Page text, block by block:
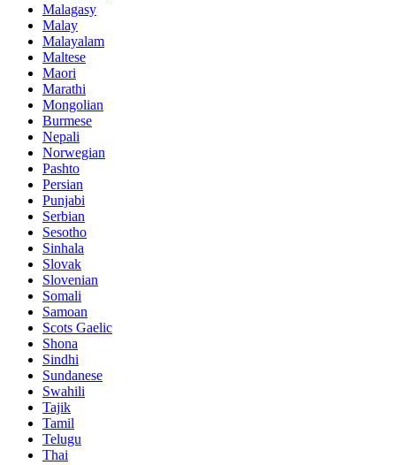
Malagasy
Malay
Malayalam
Maltese
Maori
Marathi
Mongolian
Burmese
Nepali
Norwegian
Pashto
Persian
Punjabi
Serbian
Sesotho
Sinhala
Slovak
Slovenian
Somali
Samoan
Scots Gaelic
Shona
Sindhi
Sundanese
Swahili
Tajik
Tamil
Telugu
Thai